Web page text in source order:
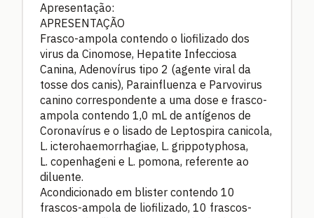
Apresentação:
APRESENTAÇÃO
Frasco-ampola contendo o liofilizado dos
virus da Cinomose, Hepatite Infecciosa
Canina, Adenovírus tipo 2 (agente viral da
tosse dos canis), Parainfluenza e Parvovirus
canino correspondente a uma dose e frasco-
ampola contendo 1,0 mL de antígenos de
Coronavírus e o lisado de Leptospira canicola,
L. icterohaemorrhagiae, L. grippotyphosa,
L. copenhageni e L. pomona, referente ao
diluente.
Acondicionado em blister contendo 10
frascos-ampola de liofilizado, 10 frascos-